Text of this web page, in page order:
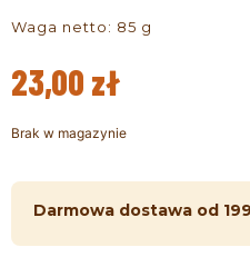
Waga netto: 85 g
23,00 zł
Brak w magazynie
Darmowa dostawa od